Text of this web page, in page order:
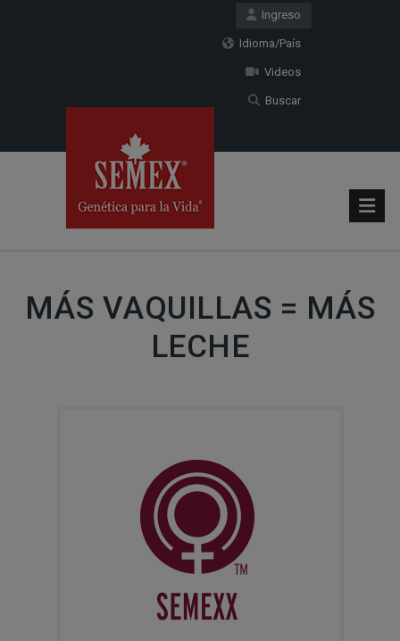
Ingreso
Idioma/País
Videos
Buscar
MÁS VAQUILLAS = MÁS
LECHE